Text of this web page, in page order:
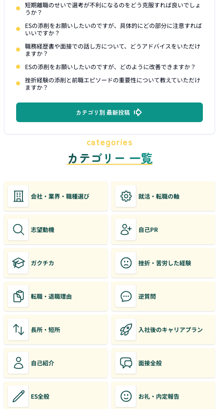
短期離職のせいで選考が不利になるのをどう克服すれば良いでしょ
うか？
ESの添削をお願いしたいのですが、具体的にどの部分に注意すれば
いいですか？
職務経歴書や面接での話し方について、どうアドバイスをいただけ
ますか？
ESの添削をお願いしたいのですが、どのように改善できますか？
挫折経験の添削と前職エピソードの重要性について教えていただけ
ますか？
カテゴリ別 最新投稿
categories
カテゴリー 一覧
会社・業界・職種選び 就活・転職の軸
志望動機 自己PR
ガクチカ 挫折・苦労した経験
転職・退職理由 逆質問
長所・短所 入社後のキャリアプラン
自己紹介 面接全般
ES全般 お礼・内定報告